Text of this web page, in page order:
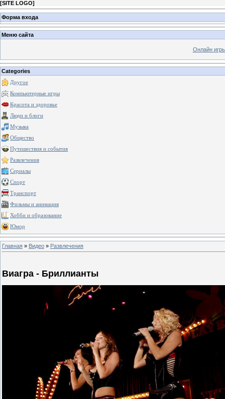
[SITE LOGO]
Форма входа
Меню сайта
Онлайн
Categories
Другое
Компьютерные игры
Красота и здоровье
Люди и блоги
Музыка
Общество
Путешествия и события
Развлечения
Сериалы
Спорт
Транспорт
Фильмы и анимация
Хобби и образование
Юмор
Главная » Видео » Развлечения
Виагра - Бриллианты